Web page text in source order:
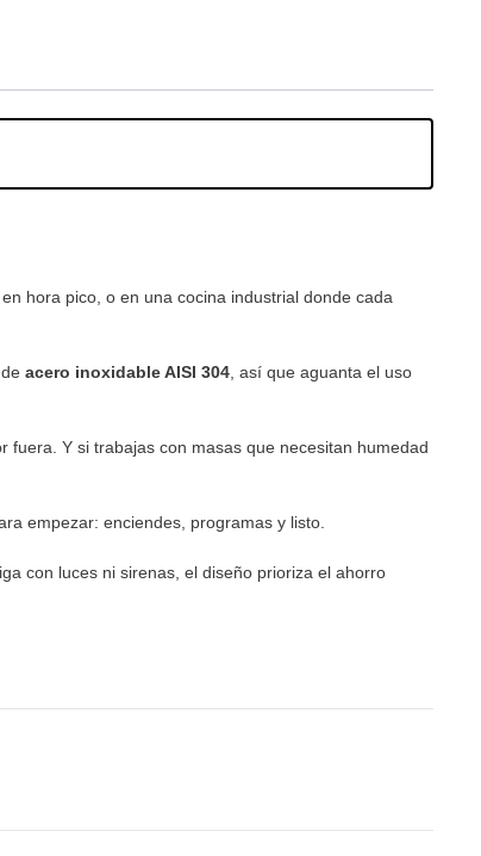
hora pico, o en una cocina industrial donde cada
acero inoxidable AISI 304 , así que aguanta el uso
Y si trabajas con masas que necesitan humedad
empezar: enciendes, programas y listo.
con luces ni sirenas, el diseño prioriza el ahorro